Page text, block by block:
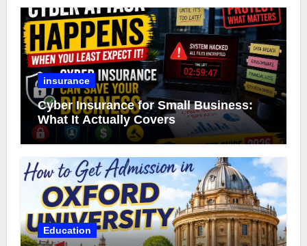
insurance
Cyber Insurance for Small Business:
What It Actually Covers
Education